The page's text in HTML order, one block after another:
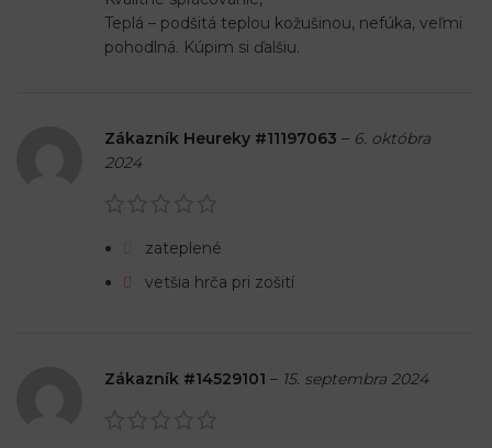
Teplá – podšitá teplou kožušinou, nefúka, veľmi
pohodlná. Kúpim si ďalšiu.
Zákazník Heureky #11197063 – 6. októbra
2024
zateplené
vetšia hrča pri zošití
Zákazník #14529101 – 15. septembra 2024